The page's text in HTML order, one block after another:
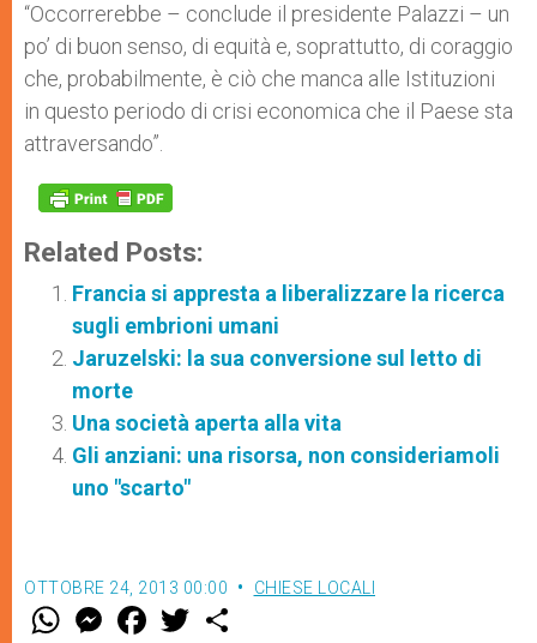
“Occorrerebbe – conclude il presidente Palazzi – un
po’ di buon senso, di equità e, soprattutto, di coraggio
che, probabilmente, è ciò che manca alle Istituzioni
in questo periodo di crisi economica che il Paese sta
attraversando”.
Related Posts:
Francia si appresta a liberalizzare la ricerca
sugli embrioni umani
Jaruzelski: la sua conversione sul letto di
morte
Una società aperta alla vita
Gli anziani: una risorsa, non consideriamoli
uno "scarto"
OTTOBRE 24, 2013 00:00 CHIESE LOCALI
W M
e
F
a w